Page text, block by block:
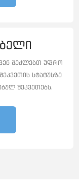
შეძლებთ უფრო
სტატუსზე
შეკვეთებს.